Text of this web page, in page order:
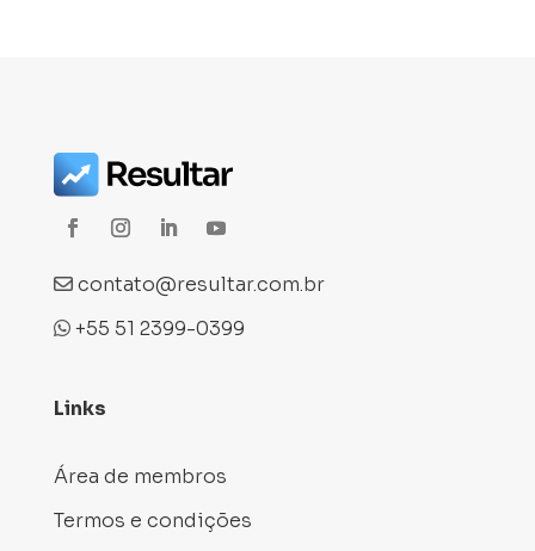
contato@resultar.com.br
+55 51 2399-0399
Links
Área de membros
Termos e condições